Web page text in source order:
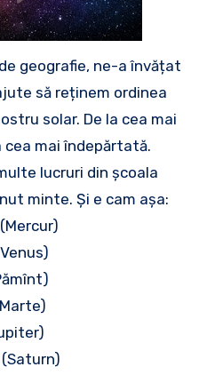
geografie, ne-a învățat
să reținem ordinea
solar. De la cea mai
cea mai îndepărtată.
lucruri din școala
minte. Și e cam așa: